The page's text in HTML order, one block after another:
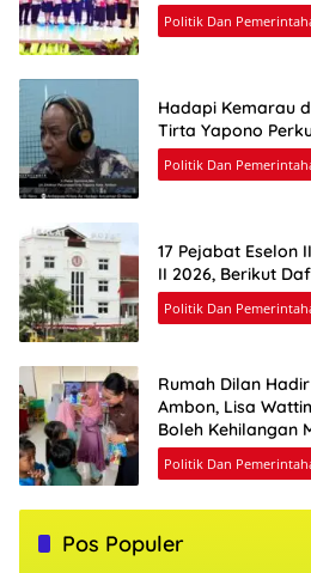
Politik Dan
Hadapi Kemarau
Tirta Yapono
Politik Dan
17 Pejabat Eselon
II 2026, Berikut
Politik Dan
Rumah Dilan
Ambon, Lisa
Boleh Kehilangan
Politik Dan
Pos Populer